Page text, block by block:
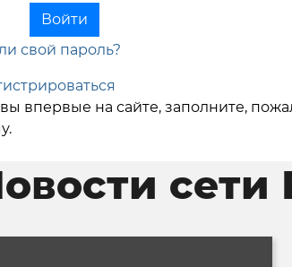
свой пароль?
впервые на сайте, заполните,
сети